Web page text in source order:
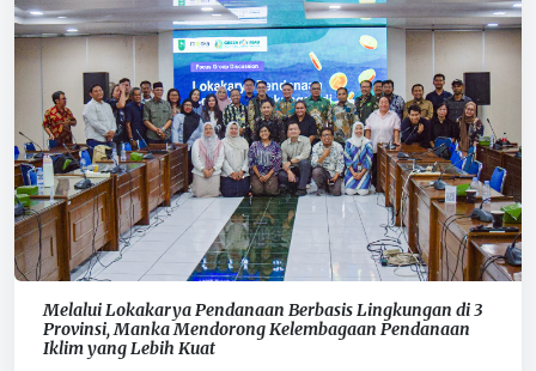
Melalui Lokakarya Pendanaan Berbasis Lingkungan di 3
Provinsi, Manka Mendorong Kelembagaan Pendanaan
Iklim yang Lebih Kuat